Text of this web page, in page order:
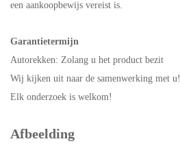
een aankoopbewijs vereist is.
Garantietermijn
Autorekken: Zolang u het product bezit
Wij kijken uit naar de samenwerking met u!
Elk onderzoek is welkom!
Afbeelding